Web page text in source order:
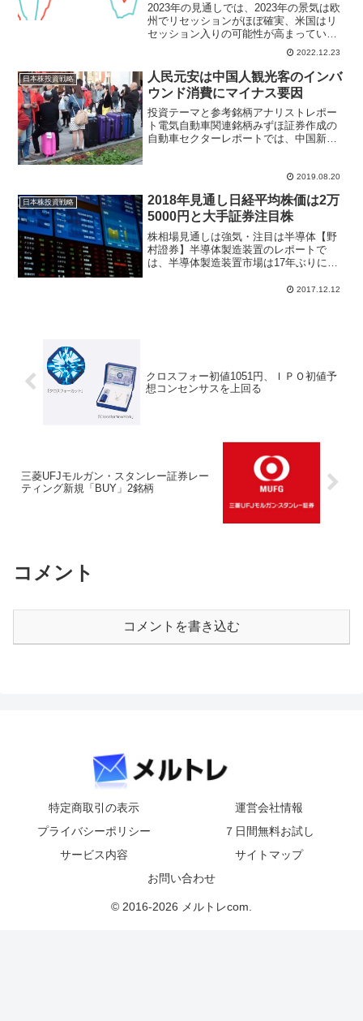
2023年の見通しでは、2023年の景気は欧
州でリセッションがほぼ確実、米国はリ
セッション入りの可能性が高まっている
一方、日本はリセッション入りの可能性
が低く、物価も相対的に安定していると
指摘。洋上風力発電のレポートでは、日
本は四方が海で囲まれた世界第6位の海洋
国家のため、洋上風力発電のポテンシャ
ルは高いと指摘。テクニカルでは、9月末
をボトムとした日本株ベアマーケットラ
リーは終了した可能性が高くなっている
2022.12.23
日本株投資戦略
人民元安は中国人観光客のインバ
ウンド消費にマイナス要因
投資テーマと参考銘柄アナリストレポー
ト電気自動車関連銘柄みずほ証券作成の
自動車セクターレポートでは、中国新車
ら、業績予想下振れの可能性があると指
摘。外部環境が厳しく先行き...
2019.08.20
日本株投資戦略
2018年見通し日経平均株価は2万
5000円と大手証券注目株
株相場見通しは強気・注目は半導体【野
村證券】半導体製造装置のレポートで
は、半導体製造装置市場は17年ぶりに過
体で6％成長、2019年は2％成長を予想。
2017.12.12
クロスフォー初値1051円、ＩＰＯ初値予
想コンセンサスを上回る
三菱UFJモルガン・スタンレー証券レー
ティング新規「BUY」2銘柄
コメント
コメントを書き込む
特定商取引の表示
運営会社情報
プライバシーポリシー
７日間無料お試し
サービス内容
サイトマップ
お問い合わせ
© 2016-2026 メルトレcom.